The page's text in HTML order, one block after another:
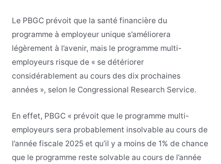
Le PBGC prévoit que la santé financière du
programme à employeur unique s’améliorera
légèrement à l’avenir, mais le programme multi-
employeurs risque de « se détériorer
considérablement au cours des dix prochaines
années », selon le Congressional Research Service.
En effet, PBGC « prévoit que le programme multi-
employeurs sera probablement insolvable au cours de
l’année fiscale 2025 et qu’il y a moins de 1% de chance
que le programme reste solvable au cours de l’année